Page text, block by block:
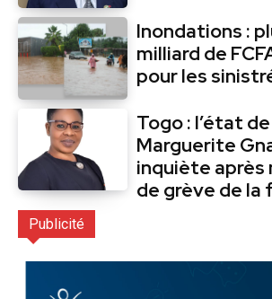
Inondations :
milliard de
pour les
Togo : l’état
Marguerite
inquiète après
de grève de la
Publicité